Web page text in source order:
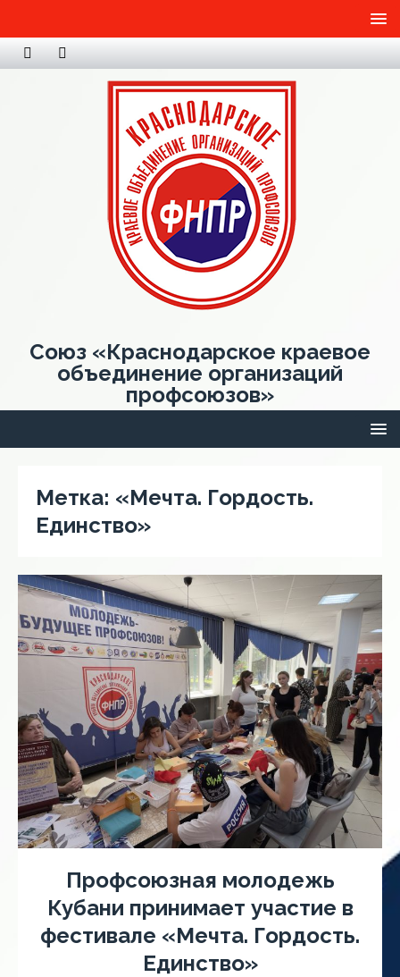
Союз «Краснодарское краевое
объединение организаций
профсоюзов»
Метка: «Мечта. Гордость.
Единство»
Профсоюзная молодежь
Кубани принимает участие в
фестивале «Мечта. Гордость.
Единство»